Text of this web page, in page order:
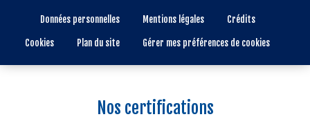
Données personnelles Mentions légales Crédits
Cookies Plan du site Gérer mes préférences de cookies
Nos certifications